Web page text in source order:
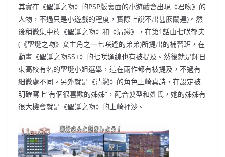
其實在《聖誕之吻》的PSP版裏面的小遊戲會出現《君吻》的
人物，不過只是小遊戲的程度，實際上說不出甚麼關連)。然
後稍微集中於《聖誕之吻》和《清戀》，在第1話由七咲郁夫
(《聖誕之吻》女主角之一七咲逢的弟弟)所提出的補習班，在
動畫《聖誕之吻SS+》的七咲逢線也有被提及。然後就是輝日
東高校有名的聖誕小姐選舉，這在兩作都有被提及，不過有
細微處不同。另外就是《清戀》的角色上崎真詩，在設定被
明確寫上”有個很喜歡的姊姊”，配合髮型和姓氏， 她的姊姊有
很大機會就是《聖誕之吻》的上崎裡沙。